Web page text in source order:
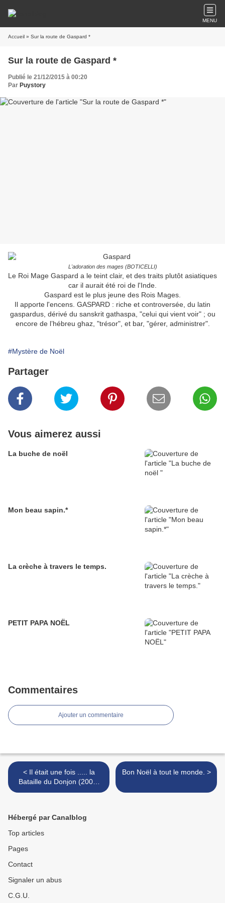
MENU
Accueil » Sur la route de Gaspard *
Sur la route de Gaspard *
Publié le 21/12/2015 à 00:20
Par Puystory
L'adoration des mages (BOTICELLI)
Le Roi Mage Gaspard a le teint clair, et des traits plutôt asiatiques
car il aurait été roi de l'Inde.
Gaspard est le plus jeune des Rois Mages.
Il apporte l'encens. GASPARD : riche et controversée, du latin
gaspardus, dérivé du sanskrit gathaspa, "celui qui vient voir" ; ou
encore de l’hébreu ghaz, "trésor", et bar, "gérer, administrer".
#Mystère de Noël
Partager
Vous aimerez aussi
La buche de noël
Mon beau sapin.*
La crèche à travers le temps.
PETIT PAPA NOËL
Commentaires
Ajouter un commentaire
< Il était une fois ..... la
Bataille du Donjon (2000-
2010)
Bon Noël à tout le monde. >
Hébergé par Canalblog
Top articles
Pages
Contact
Signaler un abus
C.G.U.